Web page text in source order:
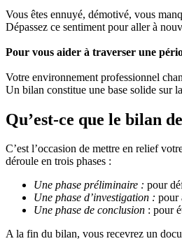
Vous êtes ennuyé, démotivé, vous
Dépassez ce sentiment pour aller à
Pour vous aider à traverser une
Votre environnement professionnel
Un bilan constitue une base solide sur
Qu’est-ce que le bilan
C’est l’occasion de mettre en relief
déroule en trois phases :
Une phase préliminaire : pour
Une phase d’investigation : pour
Une phase de conclusion : pour
A la fin du bilan, vous recevrez un